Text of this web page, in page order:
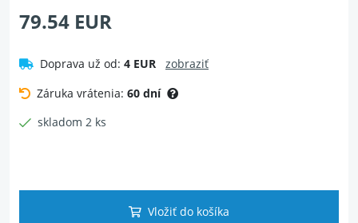
79.54 EUR
Doprava už od: 4 EUR
zobraziť
Záruka vrátenia: 60 dní
skladom 2 ks
Vložiť do košíka